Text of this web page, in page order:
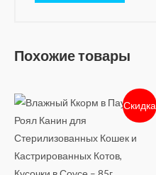
Похожие товары
Скидка